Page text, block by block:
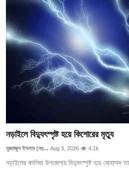
নড়াইলে বিদ্যুৎস্পৃষ্ট হয়ে কিশোরের মৃত্যু
নুরতাজুল ইসলাম (নড়... Aug 3, 2026 4.1k
নড়াইলের কালিয়া উপজেলায় বিদ্যুৎস্পৃষ্ট হয়ে মোহাম্মদ